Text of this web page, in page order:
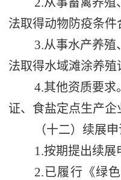
法取得动物防疫条件
3.从事水产养殖
法取得水域滩涂养殖
4.其他资质要求
证、食盐定点生产企
（十二）续展
1.按期提出续展
2.已履行《绿